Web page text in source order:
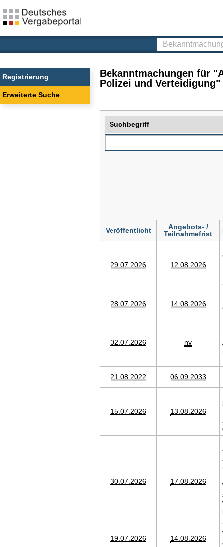
Deutsches
Vergabeportal
Bekanntmachungen
finden
Registrierung
Erweiterte Suche
Bekanntmachungen für
Polizei und Verteidigung"
Suchbegriff
Veröffentlicht
Angebots- /
Teilnahmefrist
29.07.2026 12.08.2026
28.07.2026 14.08.2026
02.07.2026 nv
21.08.2022 06.09.2033
15.07.2026 13.08.2026
30.07.2026 17.08.2026
19.07.2026 14.08.2026